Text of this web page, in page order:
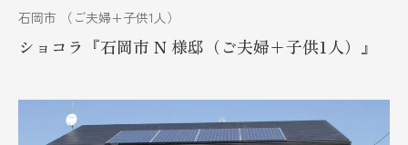
石岡市 （ご夫婦+子供1人）
ショコラ『石岡市 N 様邸（ご夫婦+子供1人）』